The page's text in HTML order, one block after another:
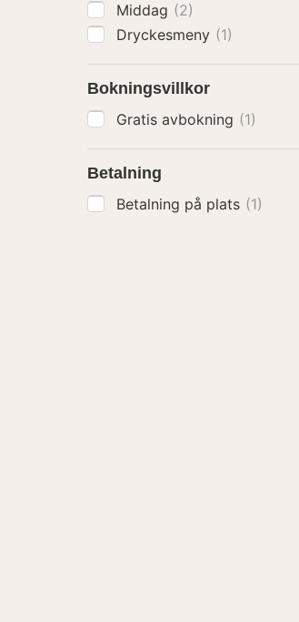
Middag (2)
Dryckesmeny (1)
Bokningsvillkor
Gratis avbokning (1)
Betalning
Betalning på plats (1)